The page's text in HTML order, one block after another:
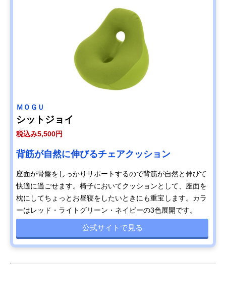
ＭＯＧＵ
シットジョイ
税込み5,500円
背筋が自然に伸びるチェアクッション
座面が骨盤をしっかりサポートするので背筋が自然と伸びて
快適に過ごせます。椅子においてクッションとして、座面を
枕にしてちょっとお昼寝をしたいときにも重宝します。カラ
ーはレッド・ライトグリーン・ネイビーの3色展開です。
公式サイトで見る